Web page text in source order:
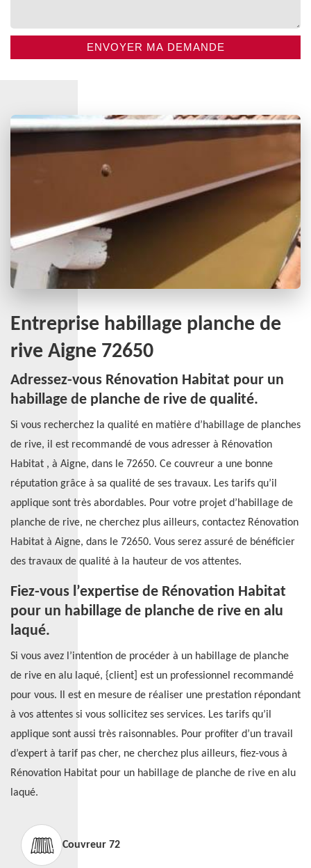
Entreprise habillage planche de
rive Aigne 72650
Adressez-vous Rénovation Habitat pour un
habillage de planche de rive de qualité.
Si vous recherchez la qualité en matière d’habillage de planches
de rive, il est recommandé de vous adresser à Rénovation
Habitat , à Aigne, dans le 72650. Ce couvreur a une bonne
réputation grâce à sa qualité de ses travaux. Les tarifs qu’il
applique sont très abordables. Pour votre projet d’habillage de
planche de rive, ne cherchez plus ailleurs, contactez Rénovation
Habitat à Aigne, dans le 72650. Vous serez assuré de bénéficier
des travaux de qualité à la hauteur de vos attentes.
Fiez-vous l’expertise de Rénovation Habitat
pour un habillage de planche de rive en alu
laqué.
Si vous avez l’intention de procéder à un habillage de planche
de rive en alu laqué, {client] est un professionnel recommandé
pour vous. Il est en mesure de réaliser une prestation répondant
à vos attentes si vous sollicitez ses services. Les tarifs qu’il
applique sont aussi très raisonnables. Pour profiter d’un travail
d’expert à tarif pas cher, ne cherchez plus ailleurs, fiez-vous à
Rénovation Habitat pour un habillage de planche de rive en alu
laqué.
Couvreur 72